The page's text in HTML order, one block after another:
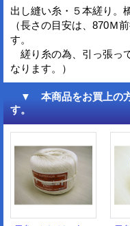
出し縫い糸・５本縒り。
（長さの目安は、870Ｍ
す。
縒り糸の為、引っ張っ
なります。）
▼ 本商品をお買上の方
す。